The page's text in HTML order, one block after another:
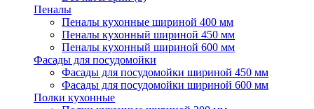
Пеналы
Пеналы кухонные шириной 400 мм
Пеналы кухонный шириной 450 мм
Пеналы кухонный шириной 600 мм
Фасады для посудомойки
Фасады для посудомойки шириной 450 мм
Фасады для посудомойки шириной 600 мм
Полки кухонные